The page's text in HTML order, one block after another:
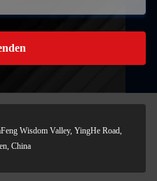
Wisdom Valley, YingHe Road,
China